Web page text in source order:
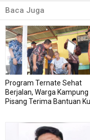
Baca Juga
Program Ternate Sehat
Berjalan, Warga Kampung
Pisang Terima Bantuan